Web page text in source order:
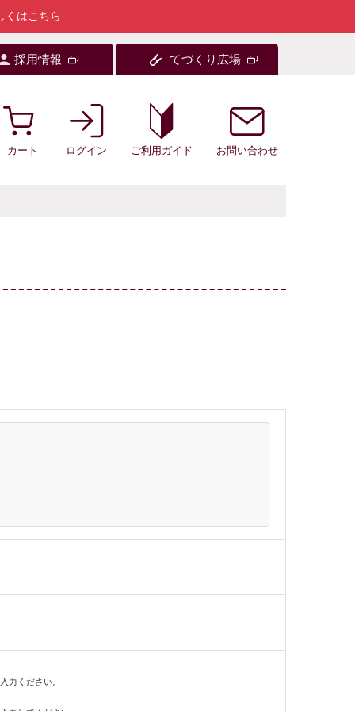
くはこちら
採用情報 てづくり広場
カート ログイン ご利用ガイド お問い合わせ
力ください。